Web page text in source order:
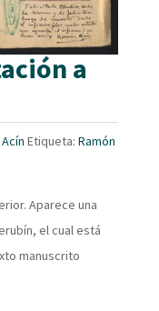
a
Etiqueta: Ramón
Aparece una
el cual está
manuscrito